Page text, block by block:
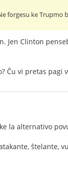
forgesu ke Trupmo
Jen Clinton
Ĉu vi pretas pagi
la alternativo
ŝtelante,